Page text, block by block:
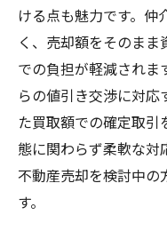
ける点も魅力です。仲
く、売却額をそのま
での負担が軽減されま
らの値引き交渉に対
た買取額での確定取引
態に関わらず柔軟な対
不動産売却を検討中の
す。